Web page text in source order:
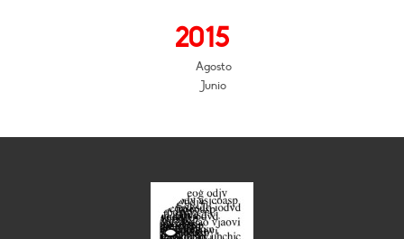
2015
Agosto
Junio